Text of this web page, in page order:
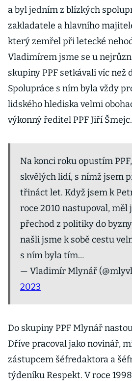
a byl jedním z blízkých
zakladatele a hlavního
který zemřel při letecké
Vladimírem jsme se u
skupiny PPF setkávali víc než
Spolupráce s ním byla vždy
lidského hlediska velmi
výkonný ředitel PPF Jiří Šmejc.
Na konci roku opustím
skvělých lidí, s nímž jsem
třináct let. Když jsem k
roce 2010 nastupoval, měl
přechod z politiky do
našli jsme k sobě cestu
s ním byla tím…
— Vladimír Mlynář
2023
Do skupiny PPF Mlynář
Dříve pracoval jako novinář,
zástupcem šéfredaktora a
týdeníku Respekt. V roce